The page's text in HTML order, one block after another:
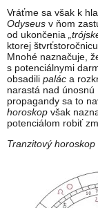
Vráťme sa však k
Odyseus v ňom
od ukončenia
ktorej
Mnohé naznačuje,
s potenciálnymi
obsadili palác a
narastá nad
propagandy sa to
horoskop však
potenciálom robiť
Tranzitový